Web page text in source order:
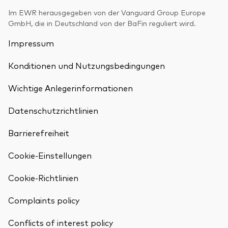
Im EWR herausgegeben von der Vanguard Group Europe
GmbH, die in Deutschland von der BaFin reguliert wird.
Impressum
Konditionen und Nutzungsbedingungen
Wichtige Anlegerinformationen
Datenschutzrichtlinien
Barrierefreiheit
Cookie-Einstellungen
Cookie-Richtlinien
Complaints policy
Conflicts of interest policy